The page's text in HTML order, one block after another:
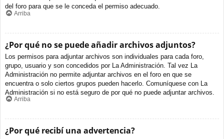
del foro para que se le conceda el permiso adecuado.
Arriba
¿Por qué no se puede añadir archivos adjuntos?
Los permisos para adjuntar archivos son individuales para cada foro,
grupo, usuario y son concedidos por La Administración. Tal vez La
Administración no permite adjuntar archivos en el foro en que se
encuentra o solo ciertos grupos pueden hacerlo. Comuníquese con La
Administración si no está seguro de por qué no puede adjuntar archivos.
Arriba
¿Por qué recibí una advertencia?